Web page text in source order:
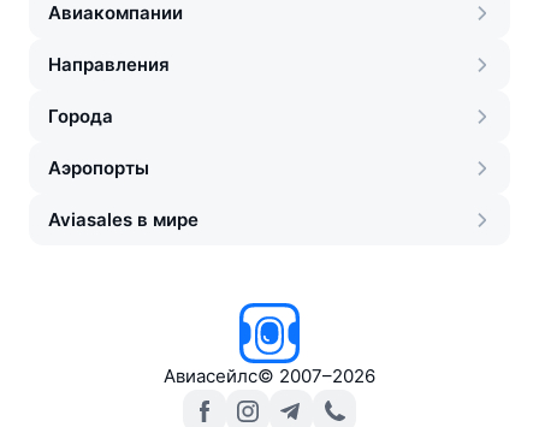
Авиакомпании
Направления
Города
Аэропорты
Aviasales в мире
Авиасейлс© 2007–2026